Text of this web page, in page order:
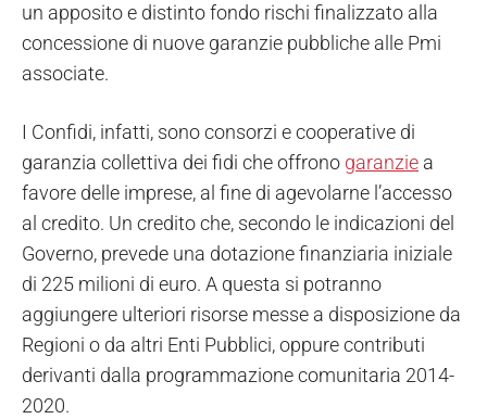
un apposito e distinto fondo rischi finalizzato alla
concessione di nuove garanzie pubbliche alle Pmi
associate.
I Confidi, infatti, sono consorzi e cooperative di
garanzia collettiva dei fidi che offrono garanzie a
favore delle imprese, al fine di agevolarne l’accesso
al credito. Un credito che, secondo le indicazioni del
Governo, prevede una dotazione finanziaria iniziale
di 225 milioni di euro. A questa si potranno
aggiungere ulteriori risorse messe a disposizione da
Regioni o da altri Enti Pubblici, oppure contributi
derivanti dalla programmazione comunitaria 2014-
2020.